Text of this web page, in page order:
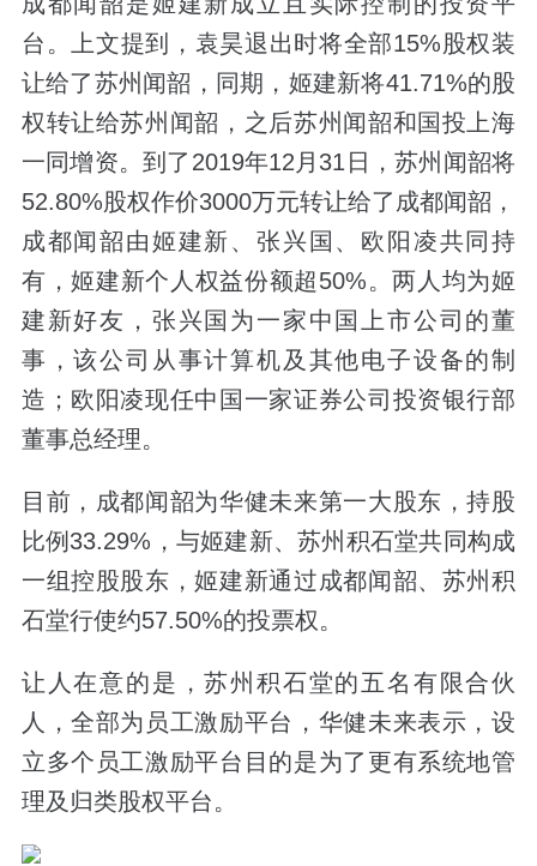
台。上文提到，袁昊退出时将全部15%股权装
让给了苏州闻韶，同期，姬建新将41.71%的股
权转让给苏州闻韶，之后苏州闻韶和国投上海
一同增资。到了2019年12月31日，苏州闻韶将
52.80%股权作价3000万元转让给了成都闻韶，
成都闻韶由姬建新、张兴国、欧阳凌共同持
有，姬建新个人权益份额超50%。两人均为姬
建新好友，张兴国为一家中国上市公司的董
事，该公司从事计算机及其他电子设备的制
造；欧阳凌现任中国一家证券公司投资银行部
董事总经理。
目前，成都闻韶为华健未来第一大股东，持股
比例33.29%，与姬建新、苏州积石堂共同构成
一组控股股东，姬建新通过成都闻韶、苏州积
石堂行使约57.50%的投票权。
让人在意的是，苏州积石堂的五名有限合伙
人，全部为员工激励平台，华健未来表示，设
立多个员工激励平台目的是为了更有系统地管
理及归类股权平台。